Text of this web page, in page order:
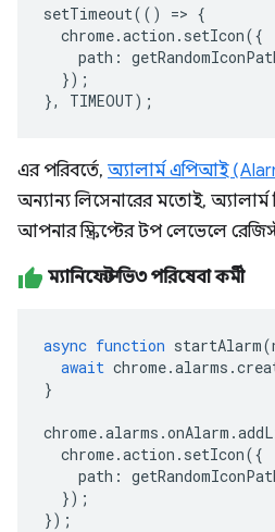
setTimeout(() => {
chrome.action . setIcon({
path :
});
},
TIMEOUT);
এর পরিবর্তে, অ্যালার্ম এপিআই
অন্যান্য লিসেনারের মতোই,
আপনার স্ক্রিপ্টের টপ লেভেলে
ম্যানিফেস্ট ভি৩ পরিষেবা কর্মী
async function startAlarm(
await chrome.alarms .
}
chrome.alarms .onAlarm .
chrome.action . setIcon({
path :
});
});